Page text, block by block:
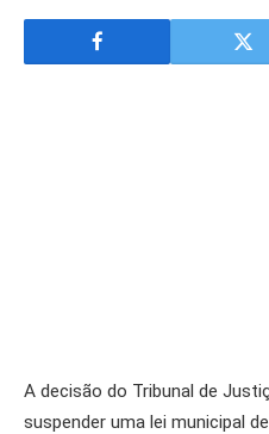
A decisão do Tribunal de
suspender uma lei municipal